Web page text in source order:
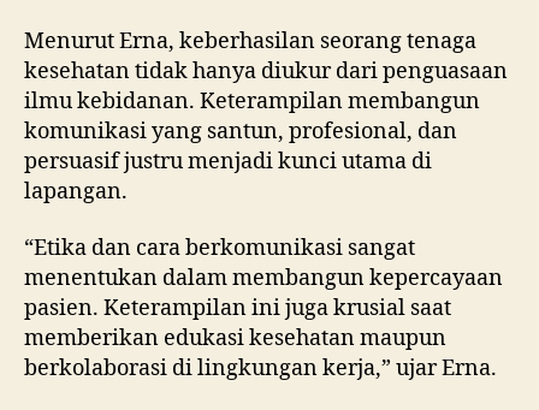
Menurut Erna, keberhasilan seorang tenaga
kesehatan tidak hanya diukur dari penguasaan
ilmu kebidanan. Keterampilan membangun
komunikasi yang santun, profesional, dan
persuasif justru menjadi kunci utama di
lapangan.
“Etika dan cara berkomunikasi sangat
menentukan dalam membangun kepercayaan
pasien. Keterampilan ini juga krusial saat
memberikan edukasi kesehatan maupun
berkolaborasi di lingkungan kerja,” ujar Erna.